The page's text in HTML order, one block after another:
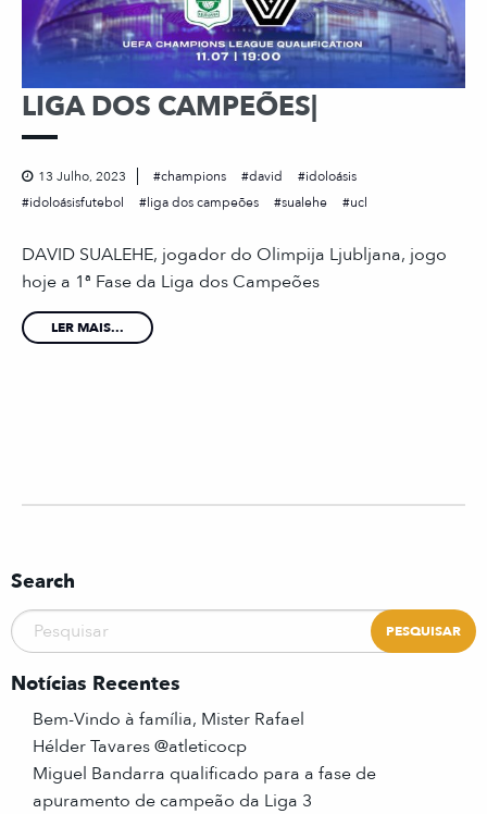
LIGA DOS CAMPEÕES|
13 Julho, 2023 champions david
idoloásis
idoloásisfutebol
liga dos campeões sualehe ucl
DAVID SUALEHE, jogador do Olimpija Ljubljana, jogo
hoje a 1ª Fase da Liga dos Campeões
LER MAIS...
Search
Notícias Recentes
Bem-Vindo à família, Mister Rafael
Hélder Tavares @atleticocp
Miguel Bandarra qualificado para a fase de
apuramento de campeão da Liga 3